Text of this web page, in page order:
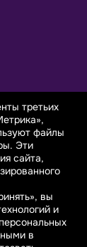
третьих
файлы
Эти
сайта,
вы
и
в